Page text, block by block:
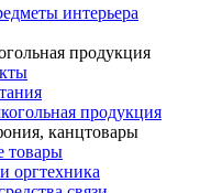
интерьера
продукция
продукция
канцтовары
товары
оргтехника